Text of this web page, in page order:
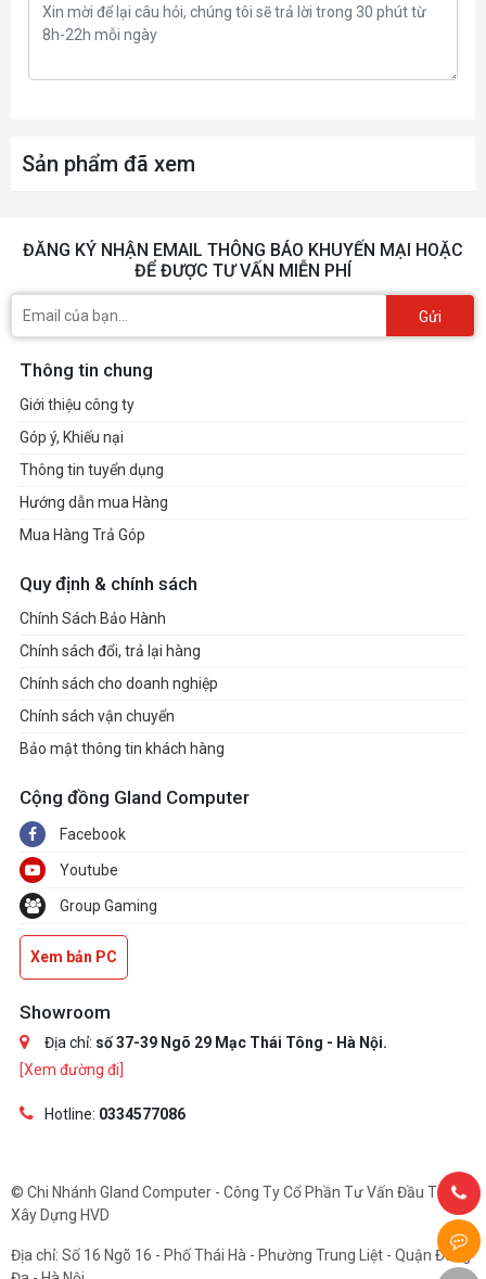
Carton size 495*248*450MM(L*W*H)
Weight N.W: 4.85Kg / G.W : 5.65Kg
Sản phẩm đã xem
ĐĂNG KÝ NHẬN EMAIL THÔNG BÁO KHUYẾN MẠI HOẶC
ĐỂ ĐƯỢC TƯ VẤN MIỄN PHÍ
Gửi
Thông tin chung
Giới thiệu công ty
Góp ý, Khiếu nại
Thông tin tuyển dụng
Hướng dẫn mua Hàng
Mua Hàng Trả Góp
Quy định & chính sách
Chính Sách Bảo Hành
Chính sách đổi, trả lại hàng
Chính sách cho doanh nghiệp
Chính sách vận chuyển
Bảo mật thông tin khách hàng
Cộng đồng Gland Computer
Facebook
Youtube
Group Gaming
Xem bản PC
Showroom
Địa chỉ: số 37-39 Ngõ 29 Mạc Thái Tông - Hà Nội.
[Xem đường đi]
Hotline: 0334577086
© Chi Nhánh Gland Computer - Công Ty Cổ Phần Tư Vấn Đầu Tư Và
Xây Dựng HVD
Địa chỉ: Số 16 Ngõ 16 - Phố Thái Hà - Phường Trung Liệt - Quận Đống